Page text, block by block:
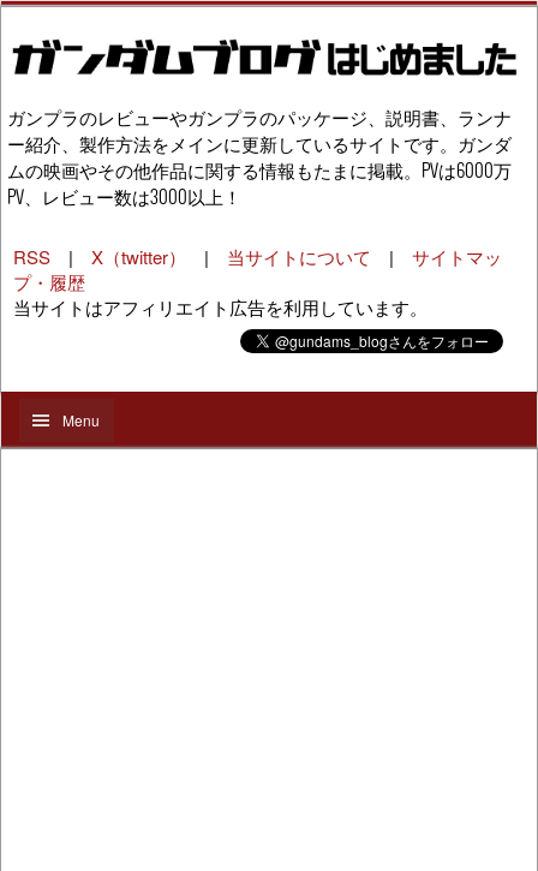
ガンプラのレビューやガンプラのパッケージ、説明書、ランナ
ー紹介、製作方法をメインに更新しているサイトです。ガンダ
ムの映画やその他作品に関する情報もたまに掲載。PVは6000万
PV、レビュー数は3000以上！
RSS | X（twitter） | 当サイトについて | サイトマッ
プ・履歴
当サイトはアフィリエイト広告を利用しています。
Menu